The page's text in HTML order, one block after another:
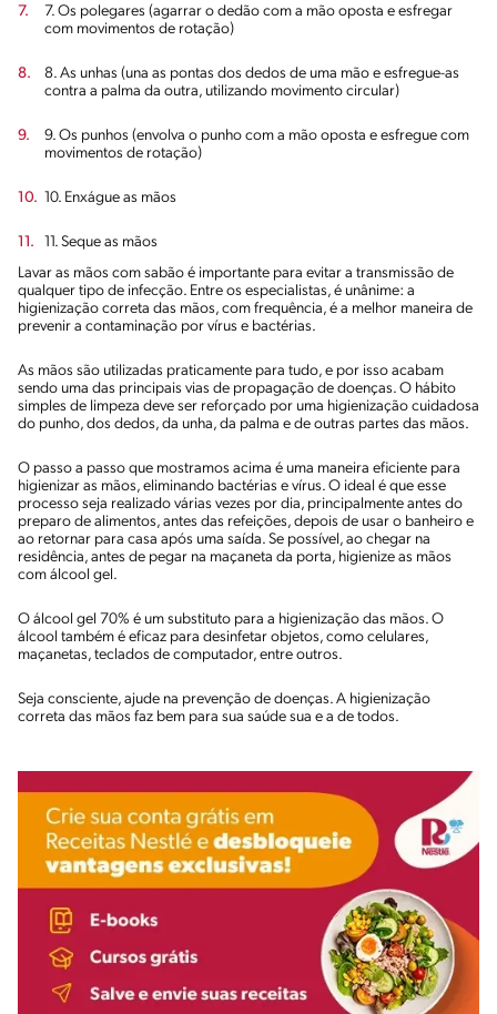
7. Os polegares (agarrar o dedão com a mão oposta e esfregar
com movimentos de rotação)
8. As unhas (una as pontas dos dedos de uma mão e esfregue-as
contra a palma da outra, utilizando movimento circular)
9. Os punhos (envolva o punho com a mão oposta e esfregue com
movimentos de rotação)
10. Enxágue as mãos
11. Seque as mãos
Lavar as mãos com sabão é importante para evitar a transmissão de
qualquer tipo de infecção. Entre os especialistas, é unânime: a
higienização correta das mãos, com frequência, é a melhor maneira de
prevenir a contaminação por vírus e bactérias.
As mãos são utilizadas praticamente para tudo, e por isso acabam
sendo uma das principais vias de propagação de doenças. O hábito
simples de limpeza deve ser reforçado por uma higienização cuidadosa
do punho, dos dedos, da unha, da palma e de outras partes das mãos.
O passo a passo que mostramos acima é uma maneira eficiente para
higienizar as mãos, eliminando bactérias e vírus. O ideal é que esse
processo seja realizado várias vezes por dia, principalmente antes do
preparo de alimentos, antes das refeições, depois de usar o banheiro e
ao retornar para casa após uma saída. Se possível, ao chegar na
residência, antes de pegar na maçaneta da porta, higienize as mãos
com álcool gel.
O álcool gel 70% é um substituto para a higienização das mãos. O
álcool também é eficaz para desinfetar objetos, como celulares,
maçanetas, teclados de computador, entre outros.
Seja consciente, ajude na prevenção de doenças. A higienização
correta das mãos faz bem para sua saúde sua e a de todos.